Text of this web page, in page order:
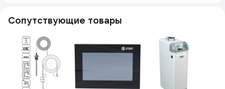
Сопутствующие товары